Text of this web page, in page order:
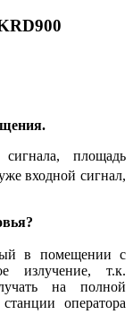
площадь
входной сигнал,
в помещении с
излучение, т.к.
на полной
оператора